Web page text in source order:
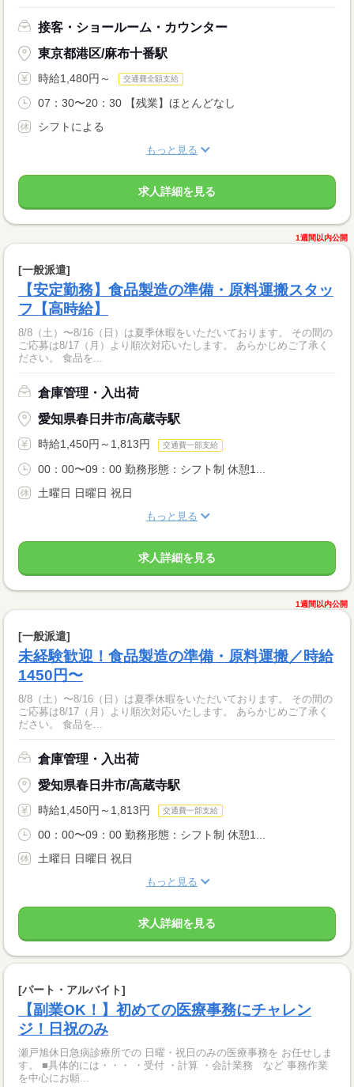
接客・ショールーム・カウンター
東京都港区/麻布十番駅
時給1,480円～ 交通費全額支給
07：30〜20：30 【残業】ほとんどなし
シフトによる
もっと見る
求人詳細を見る
1週間以内公開
[一般派遣]
【安定勤務】食品製造の準備・原料運搬スタッ
フ【高時給】
8/8（土）〜8/16（日）は夏季休暇をいただいております。 その間の
ご応募は8/17（月）より順次対応いたします。 あらかじめご了承く
ださい。 食品を...
倉庫管理・入出荷
愛知県春日井市/高蔵寺駅
時給1,450円～1,813円 交通費一部支給
00：00〜09：00 勤務形態：シフト制 休憩1...
土曜日 日曜日 祝日
もっと見る
求人詳細を見る
1週間以内公開
[一般派遣]
未経験歓迎！食品製造の準備・原料運搬／時給
1450円〜
8/8（土）〜8/16（日）は夏季休暇をいただいております。 その間の
ご応募は8/17（月）より順次対応いたします。 あらかじめご了承く
ださい。 食品を...
倉庫管理・入出荷
愛知県春日井市/高蔵寺駅
時給1,450円～1,813円 交通費一部支給
00：00〜09：00 勤務形態：シフト制 休憩1...
土曜日 日曜日 祝日
もっと見る
求人詳細を見る
[パート・アルバイト]
【副業OK！】初めての医療事務にチャレン
ジ！日祝のみ
瀬戸旭休日急病診療所での 日曜・祝日のみの医療事務を お任せしま
す。 ■具体的には・・・ ・受付 ・計算 ・会計業務 など 事務作業
を中心にお願...